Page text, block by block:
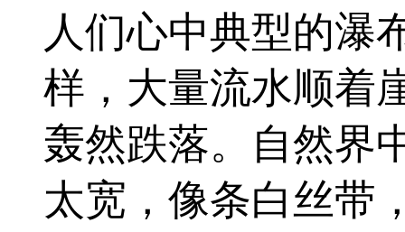
人们心中典型的瀑
样，大量流水顺着
轰然跌落。自然界
太宽，像条白丝